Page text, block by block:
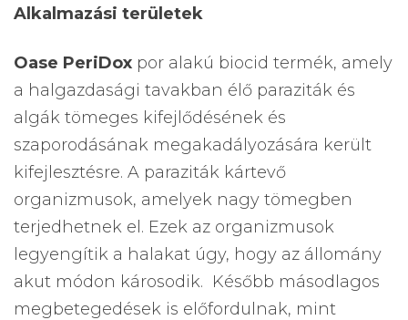
Alkalmazási területek
Oase PeriDox por alakú biocid termék, amely
a halgazdasági tavakban élő paraziták és
algák tömeges kifejlődésének és
szaporodásának megakadályozására került
kifejlesztésre. A paraziták kártevő
organizmusok, amelyek nagy tömegben
terjedhetnek el. Ezek az organizmusok
legyengítik a halakat úgy, hogy az állomány
akut módon károsodik. Később másodlagos
megbetegedések is előfordulnak, mint